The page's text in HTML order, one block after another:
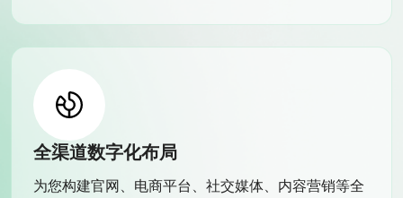
全渠道数字化布局
为您构建官网、电商平台、社交媒体、内容营销等全